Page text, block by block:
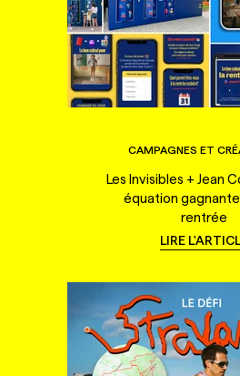
CAMPAGNES ET
Les Invisibles + Jean
équation
rentrée
LIRE